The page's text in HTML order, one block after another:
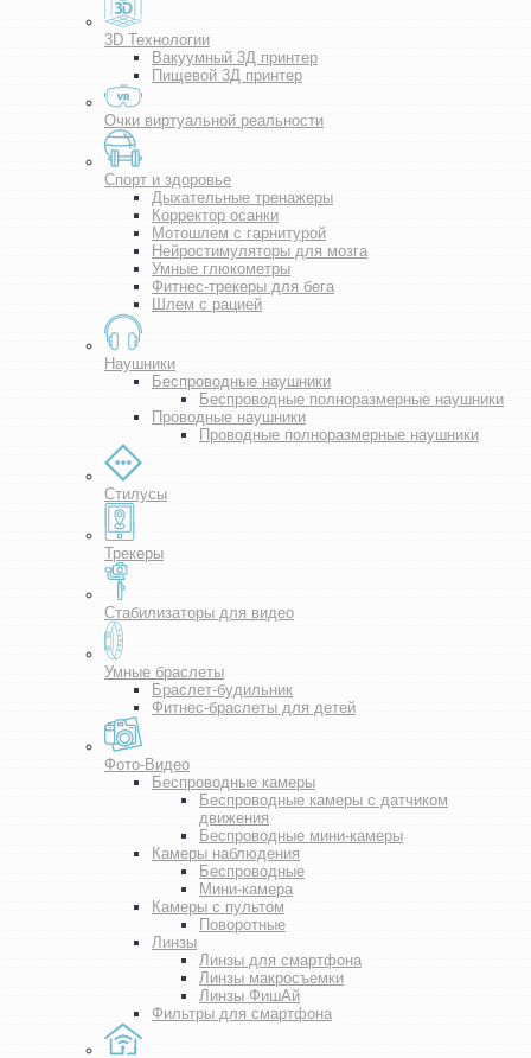
3D Технологии
Вакуумный 3Д принтер
Пищевой 3Д принтер
Очки виртуальной реальности
Спорт и здоровье
Дыхательные тренажеры
Корректор осанки
Мотошлем с гарнитурой
Нейростимуляторы для мозга
Умные глюкометры
Фитнес-трекеры для бега
Шлем с рацией
Наушники
Беспроводные наушники
Беспроводные полноразмерные наушники
Проводные наушники
Проводные полноразмерные наушники
Стилусы
Трекеры
Стабилизаторы для видео
Умные браслеты
Браслет-будильник
Фитнес-браслеты для детей
Фото-Видео
Беспроводные камеры
Беспроводные камеры с датчиком
движения
Беспроводные мини-камеры
Камеры наблюдения
Беспроводные
Мини-камера
Камеры с пультом
Поворотные
Линзы
Линзы для смартфона
Линзы макросъемки
Линзы ФишАй
Фильтры для смартфона